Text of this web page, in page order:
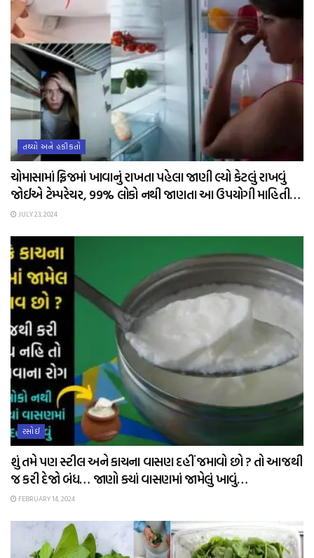
તથ્યો અને હકીકતો
ચોમાસામાં ફ્રિજમાં ખાવાનું રાખતા પહેલા જાણી લ્યો કેટલું રાખવું
જોઈએ ટેમ્પરેચર, 99% લોકો નથી જાણતા આ ઉપયોગી માહિતી…
JULY 23, 2024
રસોઈ
શું તમે પણ સ્ટીલ અને કાચના વાસણ દહીં જમાવો છો ? તો આજથી
જ કરી દેજો બંધ… જાણો ક્યાં વાસણમાં જામેલું ખાવું…
FEBRUARY 14, 2024